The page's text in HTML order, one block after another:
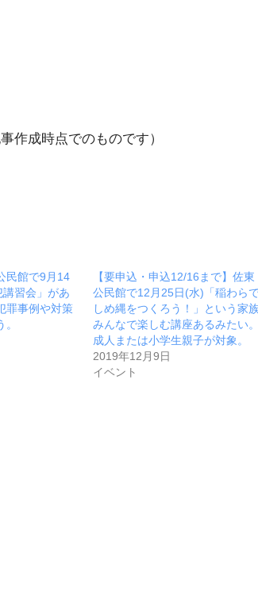
作成時点でのものです）
民館で9月14
習会」があ
罪事例や対策
【要申込・申込12/16まで】佐東
公民館で12月25日(水)「稲わら
しめ縄をつくろう！」という家
みんなで楽しむ講座あるみたい。
成人または小学生親子が対象。
2019年12月9日
イベント